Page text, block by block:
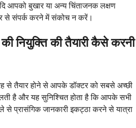
आपको बुखार या अन्य चिंताजनक लक्षण
से संपर्क करने में संकोच न करें।
नियुक्ति की तैयारी कैसे करनी
से तैयार होने से आपके डॉक्टर को सबसे अच्छी
है और यह सुनिश्चित होता है कि आपके सभी
से प्रासंगिक जानकारी इकट्ठा करने से यात्रा